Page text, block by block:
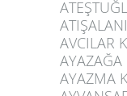
AVCILAR
AYAZMA